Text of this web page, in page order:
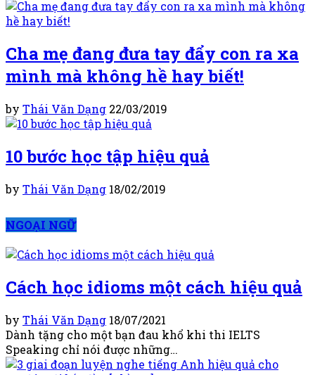
Cha mẹ đang đưa tay đẩy con ra xa
mình mà không hề hay biết!
by Thái Văn Dạng 22/03/2019
10 bước học tập hiệu quả
by Thái Văn Dạng 18/02/2019
NGOẠI NGỮ
Cách học idioms một cách hiệu quả
by Thái Văn Dạng 18/07/2021
Dành tặng cho một bạn đau khổ khi thi IELTS
Speaking chỉ nói được những…